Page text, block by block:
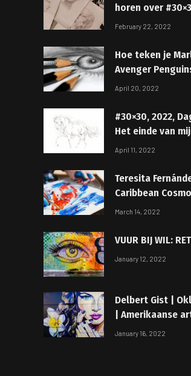
horen over
February 22, 2022
Hoe teken je
Avenger
Eenvoudige stap
April 20, 2022
#30×30, 2022,
Het einde van
April 11, 2022
Teresita
Caribbean
Contemporary Art
March 14, 2022
VUUR BIJ WIL:
January 12, 2022
Delbert Gist | Oklahoma
| Amerikaanse
January 16, 2022